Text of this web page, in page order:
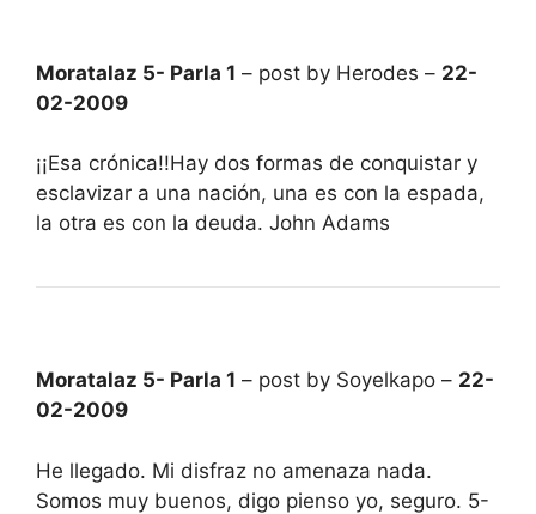
Moratalaz 5- Parla 1 – post by Herodes – 22-
02-2009
¡¡Esa crónica!!Hay dos formas de conquistar y
esclavizar a una nación, una es con la espada,
la otra es con la deuda. John Adams
Moratalaz 5- Parla 1 – post by Soyelkapo – 22-
02-2009
He llegado. Mi disfraz no amenaza nada.
Somos muy buenos, digo pienso yo, seguro. 5-